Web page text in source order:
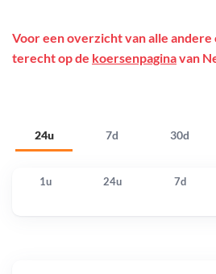
24u 7d 30d
Voor een overzicht van alle
terecht op de koersenpaginavan
1u 24u 7d